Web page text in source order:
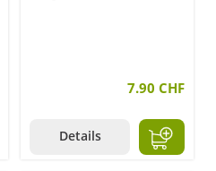
7.90 CHF
Details